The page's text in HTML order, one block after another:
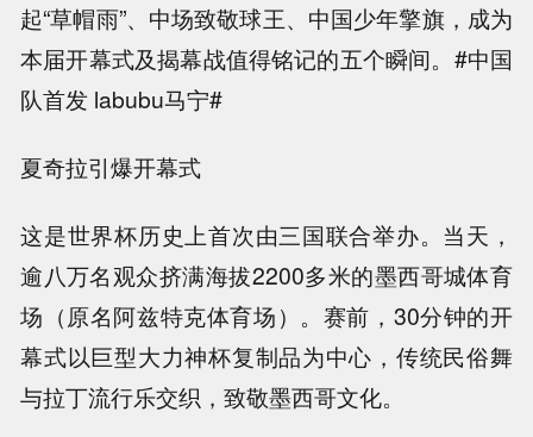
起“草帽雨”、中场致敬球王、中国少年擎旗，成为
本届开幕式及揭幕战值得铭记的五个瞬间。#中国
队首发 labubu马宁#
夏奇拉引爆开幕式
这是世界杯历史上首次由三国联合举办。当天，
逾八万名观众挤满海拔2200多米的墨西哥城体育
场（原名阿兹特克体育场）。赛前，30分钟的开
幕式以巨型大力神杯复制品为中心，传统民俗舞
与拉丁流行乐交织，致敬墨西哥文化。